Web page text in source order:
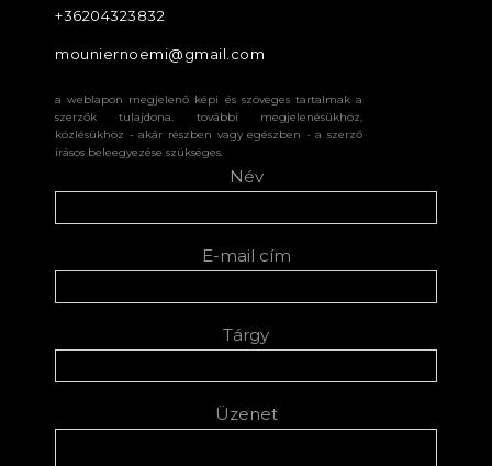
+36204323832
mouniernoemi@gmail.com
a weblapon megjelenő képi és szöveges tartalmak a
szerzők tulajdona. további megjelenésükhöz,
közlésükhöz - akár részben vagy egészben - a szerző
írásos beleegyezése szükséges.
Név
E-mail cím
Tárgy
Üzenet